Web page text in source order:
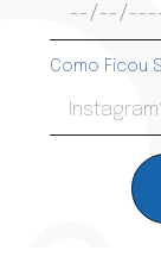
Como Ficou